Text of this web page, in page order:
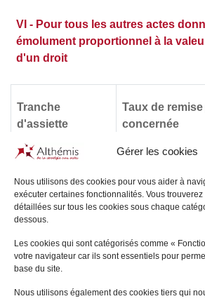
Gérer les cookies
Nous utilisons des cookies pour vous aider à
exécuter certaines fonctionnalités. Vous
détaillées sur tous les cookies sous chaque
dessous.
Les cookies qui sont catégorisés comme «
votre navigateur car ils sont essentiels pour
base du site.
Nous utilisons également des cookies tiers qui
VI - Pour tous les autres actes
émolument proportionnel à la
d'un droit
Tranche
d'assiette
Taux de
concernée
Au-delà de 20
10 %
Ces remises restent valables jusqu’à
Le montant de la remise s’entend de la
l’émolument proportionnel sans